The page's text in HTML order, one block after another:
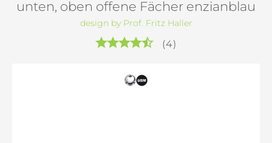
unten, oben offene Fächer enzianblau
design by Prof. Fritz Haller
(4)